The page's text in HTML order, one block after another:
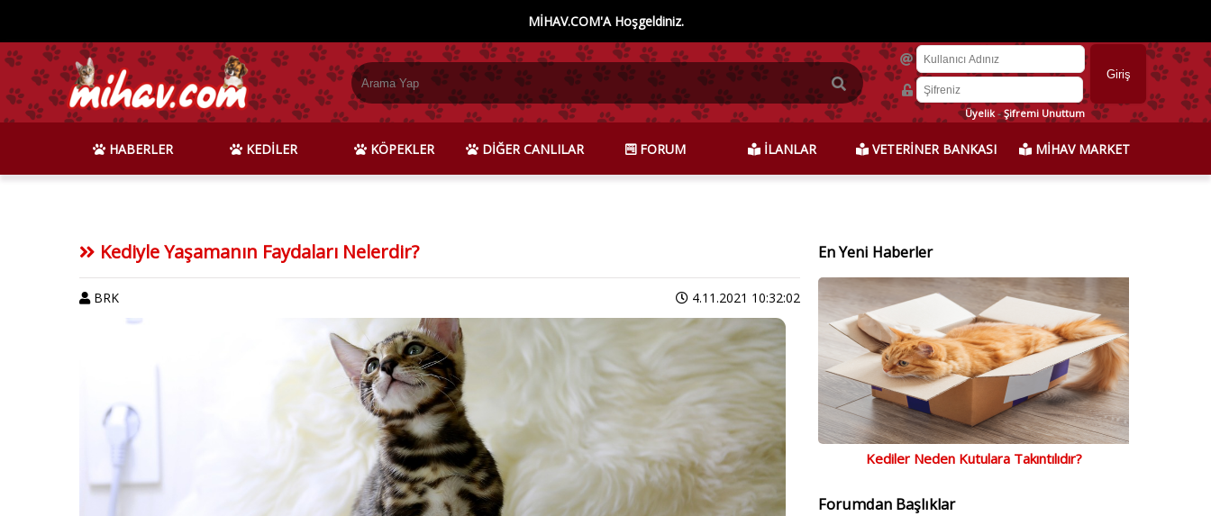
MİHAV.COM'A Hoşgeldiniz.
Üyelik-Şifremi Unuttum
HABERLER KEDİLER KÖPEKLER DİĞER CANLILAR FORUM İLANLAR VETERİNER BANKASI MİHAV MARKET
Kediyle Yaşamanın Faydaları Nelerdir?
BRK 4.11.2021 10:32:02
En Yeni Haberler
Kediler Neden Kutulara Takıntılıdır?
Forumdan Başlıklar